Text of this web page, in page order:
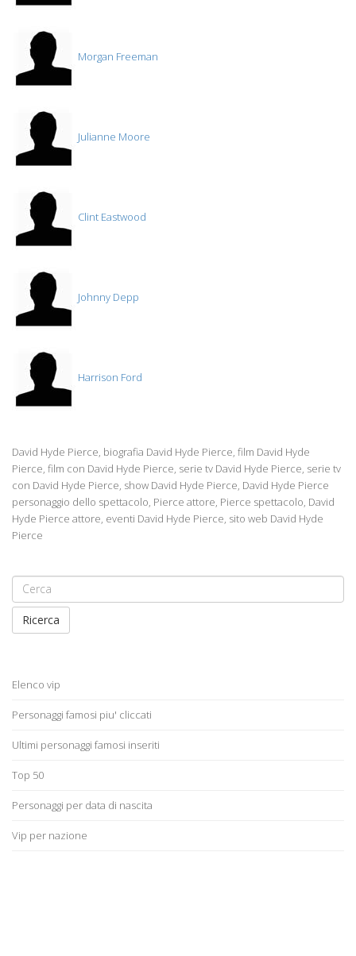
Morgan Freeman
Julianne Moore
Clint Eastwood
Johnny Depp
Harrison Ford
David Hyde Pierce, biografia David Hyde Pierce, film David Hyde
Pierce, film con David Hyde Pierce, serie tv David Hyde Pierce, serie tv
con David Hyde Pierce, show David Hyde Pierce, David Hyde Pierce
personaggio dello spettacolo, Pierce attore, Pierce spettacolo, David
Hyde Pierce attore, eventi David Hyde Pierce, sito web David Hyde
Pierce
Ricerca
Elenco vip
Personaggi famosi piu' cliccati
Ultimi personaggi famosi inseriti
Top 50
Personaggi per data di nascita
Vip per nazione